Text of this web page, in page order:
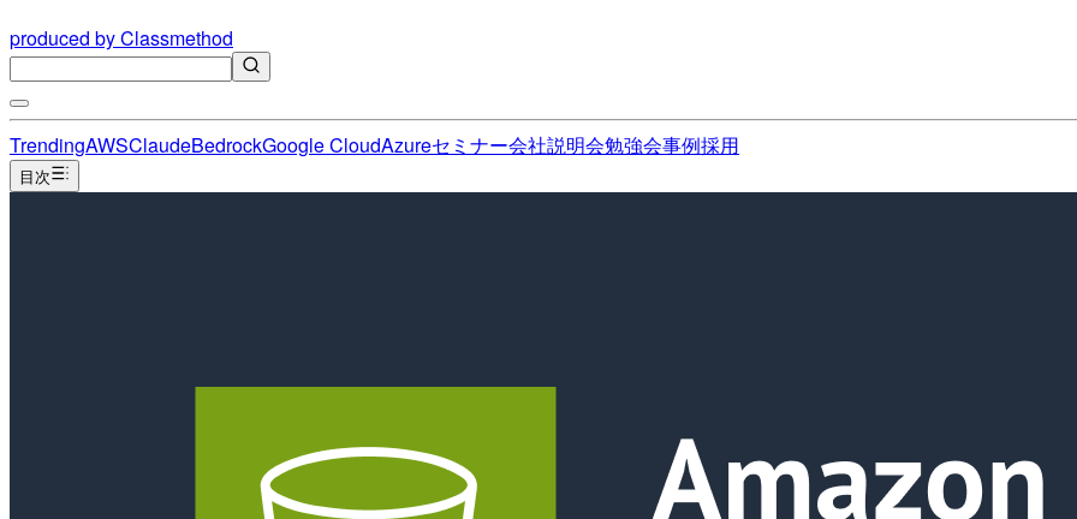
produced by Classmethod
TrendingAWSClaudeBedrockGoogle CloudAzureセミナー会社説明会勉強会事例採用
目次